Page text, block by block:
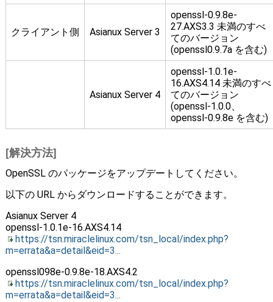
クライアント側 Asianux Server 3
openssl-0.9.8e-
27.AXS3.3 未満のすべ
てのバージョン
(openssl0.9.7a を含む)
Asianux Server 4
openssl-1.0.1e-
16.AXS4.14 未満のすべ
てのバージョン
(openssl-1.0.0、
openssl-0.9.8e を含む)
[解決方法]
OpenSSL のパッケージをアップデートしてください。
以下の URL からダウンロードすることができます。
Asianux Server 4
openssl-1.0.1e-16.AXS4.14
https://tsn.miraclelinux.com/tsn_local/index.php?
m=errata&a=detail&eid=3...
openssl098e-0.9.8e-18.AXS4.2
https://tsn.miraclelinux.com/tsn_local/index.php?
m=errata&a=detail&eid=3...